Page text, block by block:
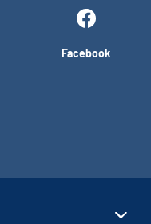
Facebook